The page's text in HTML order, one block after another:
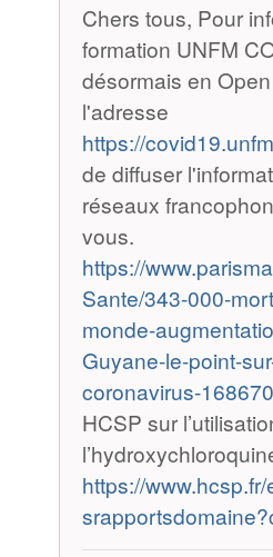
Chers tous, Pour
formation UNFM
désormais en
l'adresse
https://
de diffuser
réseaux
vous.
https://
Sante/343-000-
monde-
Guyane-le-point-
coronavirus-
HCSP sur
https://